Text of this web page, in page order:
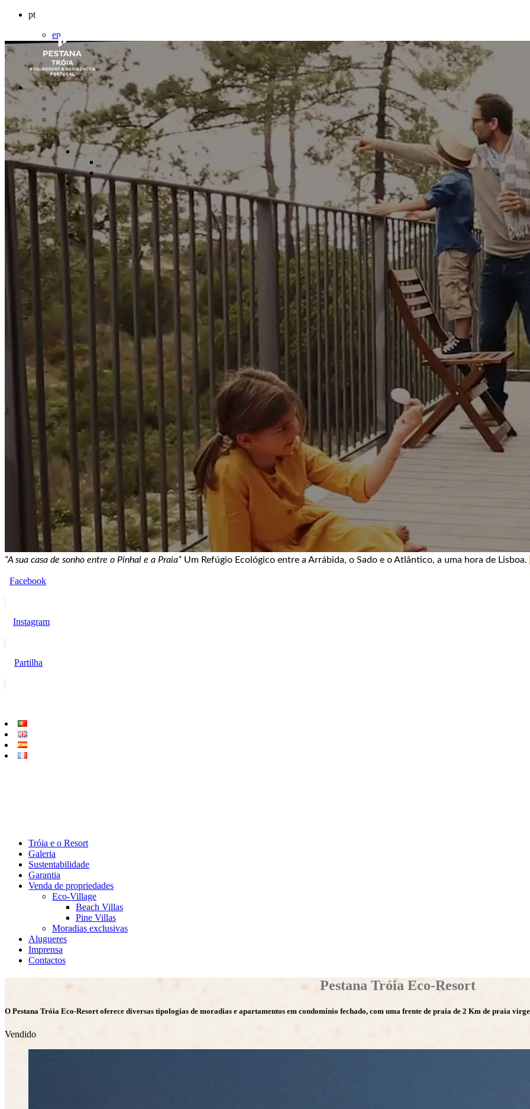
pt
en
es
fr
“A sua casa de sonho entre o Pinhal e a Praia” Um Refúgio Ecológico entre a Arrábida, o Sado e o Atlântico, a uma hora de Lisboa.
Facebook
Instagram
Partilha
Tróia e o Resort
Galeria
Sustentabilidade
Garantia
Venda de propriedades
Eco-Village
Beach Villas
Pine Villas
Moradias exclusivas
Alugueres
Imprensa
Contactos
Pestana Tróia Eco-Resort
O Pestana Tróia Eco-Resort oferece diversas tipologias de moradias e apartamentos em condomínio fechado, com uma frente de praia de 2 Km de praia
Vendido